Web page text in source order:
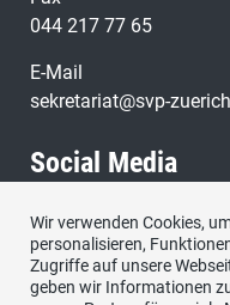
044 217 77 65
E-Mail
sekretariat@svp-
Social Media
Besuchen Sie uns bei:
Wir verwenden Cookies,
personalisieren,
Zugriffe auf unsere
geben wir Informationen